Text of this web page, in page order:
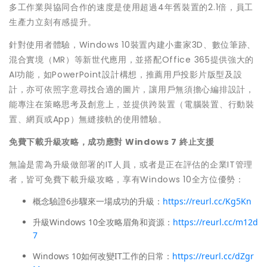
多工作業與協同合作的速度是使用超過4年舊裝置的2.1倍，員工
生產力立刻有感提升。
針對使用者體驗，Windows 10裝置內建小畫家3D、數位筆跡、
混合實境（MR）等新世代應用，並搭配Office 365提供強大的
AI功能，如PowerPoint設計構想，推薦用戶投影片版型及設
計，亦可依照字意尋找合適的圖片，讓用戶無須擔心編排設計，
能專注在策略思考及創意上，並提供跨裝置（電腦裝置、行動裝
置、網頁或App）無縫接軌的使用體驗。
免費下載升級攻略，成功應對 Windows 7 終止支援
無論是需為升級做部署的IT人員，或者是正在評估的企業IT管理
者，皆可免費下載升級攻略，享有Windows 10全方位優勢：
概念驗證6步驟來一場成功的升級： https://reurl.cc/Kg5Kn
升級Windows 10全攻略眉角和資源： https://reurl.cc/m12d
7
Windows 10如何改變IT工作的日常： https://reurl.cc/dZgr